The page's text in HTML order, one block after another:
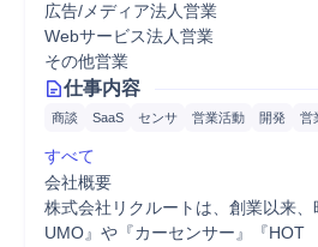
広告/メディア法人営業
Webサービス法人営業
その他営業
仕事内容
商談 SaaS センサ 営業活動 開発 営
すべて
会社概要
株式会社リクルートは、創業以来
UMO』や『カーセンサー』『HOT